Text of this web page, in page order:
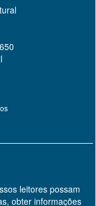
leitores possam
obter informações